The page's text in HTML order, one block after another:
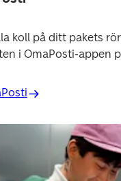
koll på ditt pakets
i OmaPosti-appen